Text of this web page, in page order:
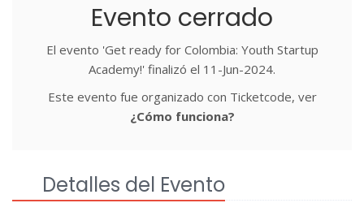
Evento cerrado
El evento 'Get ready for Colombia: Youth Startup
Academy!' finalizó el 11-Jun-2024.
Este evento fue organizado con Ticketcode, ver
¿Cómo funciona?
Detalles del Evento